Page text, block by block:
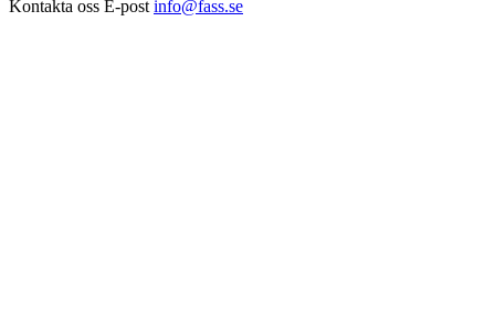
Kontakta oss E-post info@fass.se